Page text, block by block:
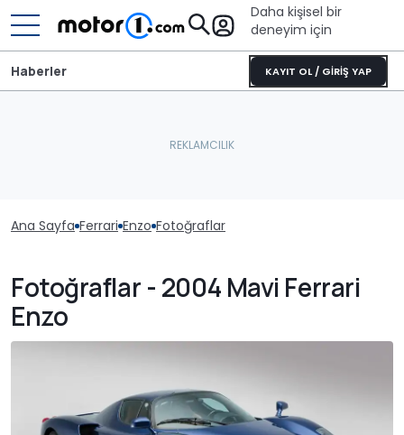
Daha kişisel bir
deneyim için
KAYIT OL / GİRİŞ YAP
Haberler
Ana Sayfa Ferrari Enzo Fotoğraflar
Fotoğraflar - 2004 Mavi Ferrari
Enzo